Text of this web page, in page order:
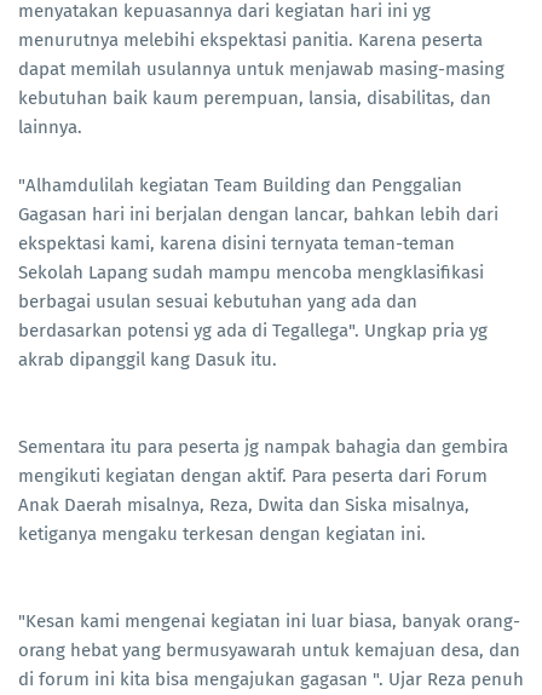
menyatakan kepuasannya dari kegiatan hari ini yg
menurutnya melebihi ekspektasi panitia. Karena peserta
dapat memilah usulannya untuk menjawab masing-masing
kebutuhan baik kaum perempuan, lansia, disabilitas, dan
lainnya.
"Alhamdulilah kegiatan Team Building dan Penggalian
Gagasan hari ini berjalan dengan lancar, bahkan lebih dari
ekspektasi kami, karena disini ternyata teman-teman
Sekolah Lapang sudah mampu mencoba mengklasifikasi
berbagai usulan sesuai kebutuhan yang ada dan
berdasarkan potensi yg ada di Tegallega". Ungkap pria yg
akrab dipanggil kang Dasuk itu.
Sementara itu para peserta jg nampak bahagia dan gembira
mengikuti kegiatan dengan aktif. Para peserta dari Forum
Anak Daerah misalnya, Reza, Dwita dan Siska misalnya,
ketiganya mengaku terkesan dengan kegiatan ini.
"Kesan kami mengenai kegiatan ini luar biasa, banyak orang-
orang hebat yang bermusyawarah untuk kemajuan desa, dan
di forum ini kita bisa mengajukan gagasan ". Ujar Reza penuh